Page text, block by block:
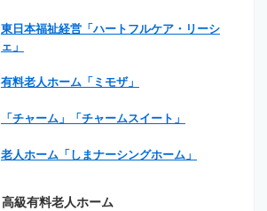
東日本福祉経営「ハートフルケア・リーシ
ェ」
有料老人ホーム「ミモザ」
「チャーム」「チャームスイート」
老人ホーム「しまナーシングホーム」
高級有料老人ホーム